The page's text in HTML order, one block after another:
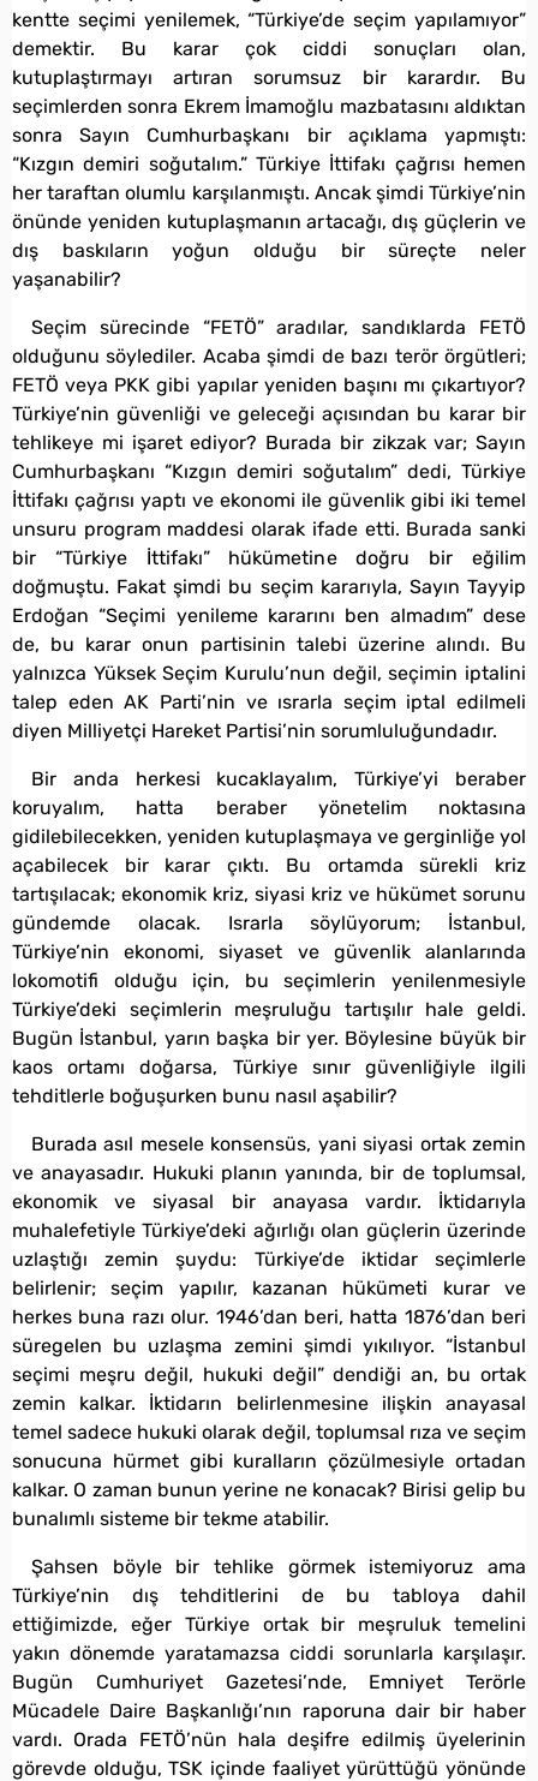
kentte seçimi yenilemek, “Türkiye’de seçim yapılamıyor”
demektir. Bu karar çok ciddi sonuçları olan,
kutuplaştırmayı artıran sorumsuz bir karardır. Bu
seçimlerden sonra Ekrem İmamoğlu mazbatasını aldıktan
sonra Sayın Cumhurbaşkanı bir açıklama yapmıştı:
“Kızgın demiri soğutalım.” Türkiye İttifakı çağrısı hemen
her taraftan olumlu karşılanmıştı. Ancak şimdi Türkiye’nin
önünde yeniden kutuplaşmanın artacağı, dış güçlerin ve
dış baskıların yoğun olduğu bir süreçte neler
yaşanabilir?
Seçim sürecinde “FETÖ” aradılar, sandıklarda FETÖ
olduğunu söylediler. Acaba şimdi de bazı terör örgütleri;
FETÖ veya PKK gibi yapılar yeniden başını mı çıkartıyor?
Türkiye’nin güvenliği ve geleceği açısından bu karar bir
tehlikeye mi işaret ediyor? Burada bir zikzak var; Sayın
Cumhurbaşkanı “Kızgın demiri soğutalım” dedi, Türkiye
İttifakı çağrısı yaptı ve ekonomi ile güvenlik gibi iki temel
unsuru program maddesi olarak ifade etti. Burada sanki
bir “Türkiye İttifakı” hükümetine doğru bir eğilim
doğmuştu. Fakat şimdi bu seçim kararıyla, Sayın Tayyip
Erdoğan “Seçimi yenileme kararını ben almadım” dese
de, bu karar onun partisinin talebi üzerine alındı. Bu
yalnızca Yüksek Seçim Kurulu’nun değil, seçimin iptalini
talep eden AK Parti’nin ve ısrarla seçim iptal edilmeli
diyen Milliyetçi Hareket Partisi’nin sorumluluğundadır.
Bir anda herkesi kucaklayalım, Türkiye’yi beraber
koruyalım, hatta beraber yönetelim noktasına
gidilebilecekken, yeniden kutuplaşmaya ve gerginliğe yol
açabilecek bir karar çıktı. Bu ortamda sürekli kriz
tartışılacak; ekonomik kriz, siyasi kriz ve hükümet sorunu
gündemde olacak. Israrla söylüyorum; İstanbul,
Türkiye’nin ekonomi, siyaset ve güvenlik alanlarında
lokomotifi olduğu için, bu seçimlerin yenilenmesiyle
Türkiye’deki seçimlerin meşruluğu tartışılır hale geldi.
Bugün İstanbul, yarın başka bir yer. Böylesine büyük bir
kaos ortamı doğarsa, Türkiye sınır güvenliğiyle ilgili
tehditlerle boğuşurken bunu nasıl aşabilir?
Burada asıl mesele konsensüs, yani siyasi ortak zemin
ve anayasadır. Hukuki planın yanında, bir de toplumsal,
ekonomik ve siyasal bir anayasa vardır. İktidarıyla
muhalefetiyle Türkiye’deki ağırlığı olan güçlerin üzerinde
uzlaştığı zemin şuydu: Türkiye’de iktidar seçimlerle
belirlenir; seçim yapılır, kazanan hükümeti kurar ve
herkes buna razı olur. 1946’dan beri, hatta 1876’dan beri
süregelen bu uzlaşma zemini şimdi yıkılıyor. “İstanbul
seçimi meşru değil, hukuki değil” dendiği an, bu ortak
zemin kalkar. İktidarın belirlenmesine ilişkin anayasal
temel sadece hukuki olarak değil, toplumsal rıza ve seçim
sonucuna hürmet gibi kuralların çözülmesiyle ortadan
kalkar. O zaman bunun yerine ne konacak? Birisi gelip bu
bunalımlı sisteme bir tekme atabilir.
Şahsen böyle bir tehlike görmek istemiyoruz ama
Türkiye’nin dış tehditlerini de bu tabloya dahil
ettiğimizde, eğer Türkiye ortak bir meşruluk temelini
yakın dönemde yaratamazsa ciddi sorunlarla karşılaşır.
Bugün Cumhuriyet Gazetesi’nde, Emniyet Terörle
Mücadele Daire Başkanlığı’nın raporuna dair bir haber
vardı. Orada FETÖ’nün hala deşifre edilmiş üyelerinin
görevde olduğu, TSK içinde faaliyet yürüttüğü yönünde